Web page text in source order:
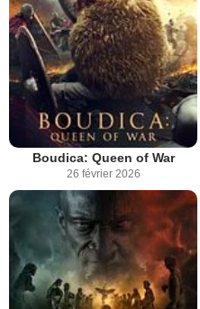
Boudica: Queen of War
26 février 2026